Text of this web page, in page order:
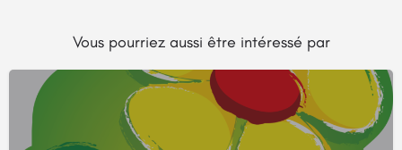
Vous pourriez aussi être intéressé par